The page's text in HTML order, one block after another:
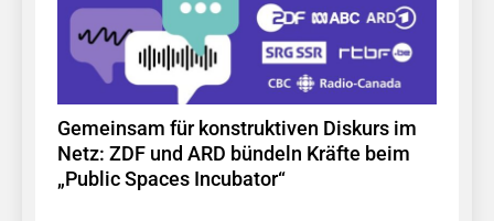
Gemeinsam für konstruktiven Diskurs im
Netz: ZDF und ARD bündeln Kräfte beim
„Public Spaces Incubator“